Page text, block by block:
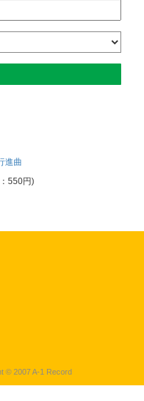
進曲
550円)
© 2007 A-1 Record